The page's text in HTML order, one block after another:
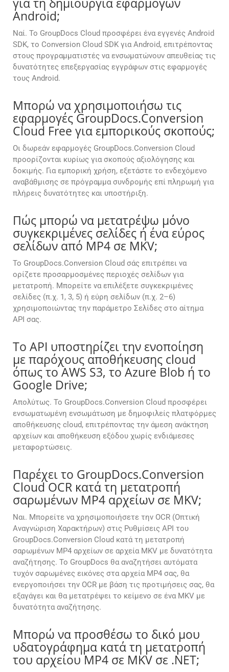
Android;
Ναί. Το GroupDocs Cloud προσφέρει ένα εγγενές Android
SDK, το Conversion Cloud SDK για Android, επιτρέποντας
στους προγραμματιστές να ενσωματώνουν απευθείας τις
δυνατότητες επεξεργασίας εγγράφων στις εφαρμογές
τους Android.
Μπορώ να χρησιμοποιήσω τις
εφαρμογές GroupDocs.Conversion
Cloud Free για εμπορικούς σκοπούς;
Οι δωρεάν εφαρμογές GroupDocs.Conversion Cloud
προορίζονται κυρίως για σκοπούς αξιολόγησης και
δοκιμής. Για εμπορική χρήση, εξετάστε το ενδεχόμενο
αναβάθμισης σε πρόγραμμα συνδρομής επί πληρωμή για
πλήρεις δυνατότητες και υποστήριξη.
Πώς μπορώ να μετατρέψω μόνο
συγκεκριμένες σελίδες ή ένα εύρος
σελίδων από MP4 σε MKV;
Το GroupDocs.Conversion Cloud σάς επιτρέπει να
ορίζετε προσαρμοσμένες περιοχές σελίδων για
μετατροπή. Μπορείτε να επιλέξετε συγκεκριμένες
σελίδες (π.χ. 1, 3, 5) ή εύρη σελίδων (π.χ. 2–6)
χρησιμοποιώντας την παράμετρο Σελίδες στο αίτημα
API σας.
Το API υποστηρίζει την ενοποίηση
με παρόχους αποθήκευσης cloud
όπως το AWS S3, το Azure Blob ή το
Google Drive;
Απολύτως. Το GroupDocs.Conversion Cloud προσφέρει
ενσωματωμένη ενσωμάτωση με δημοφιλείς πλατφόρμες
αποθήκευσης cloud, επιτρέποντας την άμεση ανάκτηση
αρχείων και αποθήκευση εξόδου χωρίς ενδιάμεσες
μεταφορτώσεις.
Παρέχει το GroupDocs.Conversion
Cloud OCR κατά τη μετατροπή
σαρωμένων MP4 αρχείων σε MKV;
Ναι. Μπορείτε να χρησιμοποιήσετε την OCR (Οπτική
Αναγνώριση Χαρακτήρων) στις Ρυθμίσεις API του
GroupDocs.Conversion Cloud κατά τη μετατροπή
σαρωμένων MP4 αρχείων σε αρχεία MKV με δυνατότητα
αναζήτησης. Το GroupDocs θα αναζητήσει αυτόματα
τυχόν σαρωμένες εικόνες στα αρχεία MP4 σας, θα
ενεργοποιήσει την OCR με βάση τις προτιμήσεις σας, θα
εξαγάγει και θα μετατρέψει το κείμενο σε ένα MKV με
δυνατότητα αναζήτησης.
Μπορώ να προσθέσω το δικό μου
υδατογράφημα κατά τη μετατροπή
του αρχείου MP4 σε MKV σε .NET;